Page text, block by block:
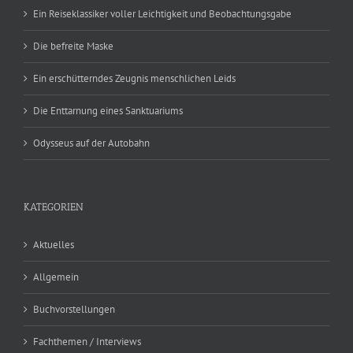
Ein Reiseklassiker voller Leichtigkeit und Beobachtungsgabe
Die befreite Maske
Ein erschütterndes Zeugnis menschlichen Leids
Die Enttarnung eines Sanktuariums
Odysseus auf der Autobahn
KATEGORIEN
Aktuelles
Allgemein
Buchvorstellungen
Fachthemen / Interviews